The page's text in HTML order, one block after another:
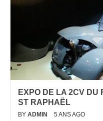
EXPO DE LA 2CV DU
ST RAPHAËL
BY ADMIN 5 ANS AGO